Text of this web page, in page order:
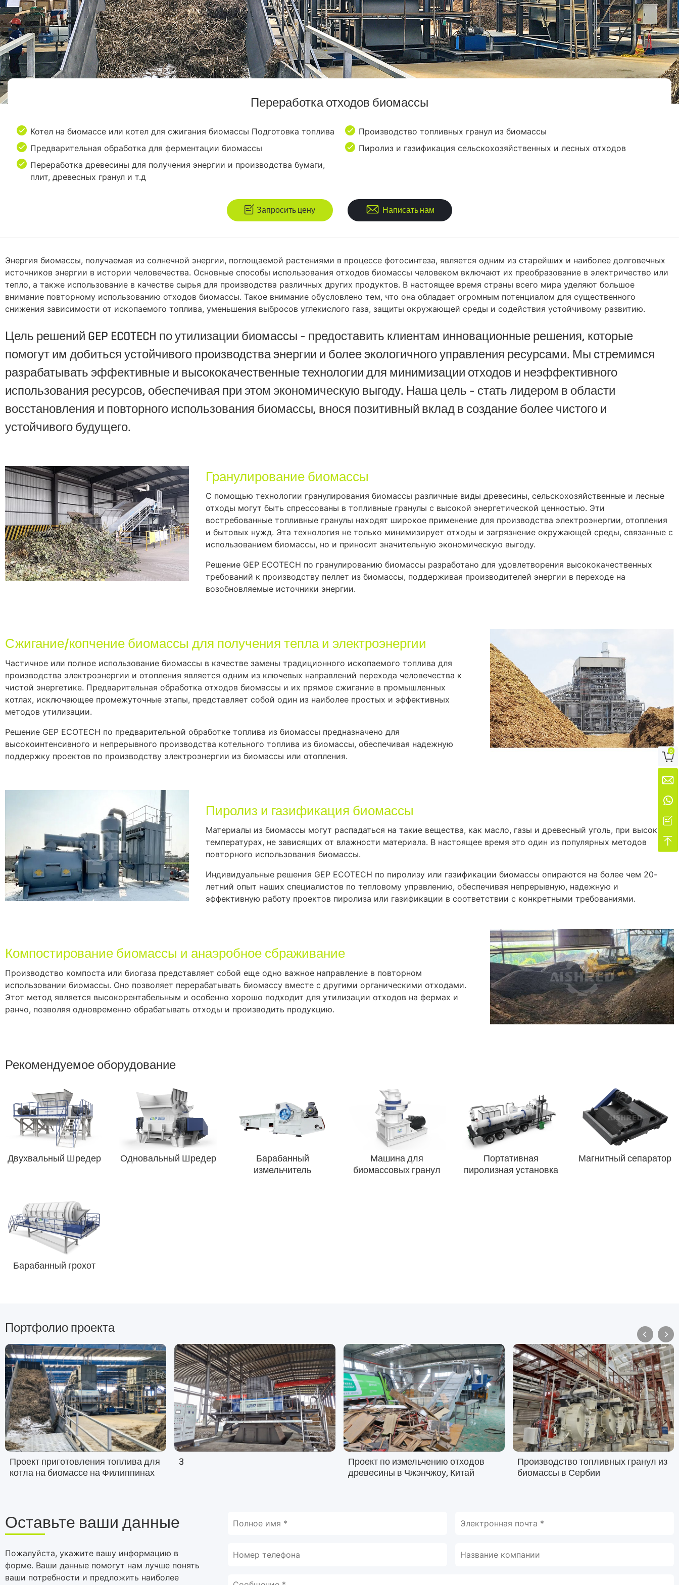
Переработка отходов биомассы
Котел на биомассе или котел для сжигания биомассы Подготовка топлива
Производство топливных гранул из биомассы
Предварительная обработка для ферментации биомассы
Пиролиз и газификация сельскохозяйственных и лесных отходов
Переработка древесины для получения энергии и производства бумаги,
плит, древесных гранул и т.д
Запросить цену Написать нам
Энергия биомассы, получаемая из солнечной энергии, поглощаемой растениями в процессе фотосинтеза, является одним из старейших и наиболее долговечных
источников энергии в истории человечества. Основные способы использования отходов биомассы человеком включают их преобразование в электричество или
тепло, а также использование в качестве сырья для производства различных других продуктов. В настоящее время страны всего мира уделяют большое
внимание повторному использованию отходов биомассы. Такое внимание обусловлено тем, что она обладает огромным потенциалом для существенного
снижения зависимости от ископаемого топлива, уменьшения выбросов углекислого газа, защиты окружающей среды и содействия устойчивому развитию.
Цель решений GEP ECOTECH по утилизации биомассы - предоставить клиентам инновационные решения, которые
помогут им добиться устойчивого производства энергии и более экологичного управления ресурсами. Мы стремимся
разрабатывать эффективные и высококачественные технологии для минимизации отходов и неэффективного
использования ресурсов, обеспечивая при этом экономическую выгоду. Наша цель - стать лидером в области
восстановления и повторного использования биомассы, внося позитивный вклад в создание более чистого и
устойчивого будущего.
Гранулирование биомассы
С помощью технологии гранулирования биомассы различные виды древесины, сельскохозяйственные и лесные
отходы могут быть спрессованы в топливные гранулы с высокой энергетической ценностью. Эти
востребованные топливные гранулы находят широкое применение для производства электроэнергии, отопления
и бытовых нужд. Эта технология не только минимизирует отходы и загрязнение окружающей среды, связанные с
использованием биомассы, но и приносит значительную экономическую выгоду.
Решение GEP ECOTECH по гранулированию биомассы разработано для удовлетворения высококачественных
требований к производству пеллет из биомассы, поддерживая производителей энергии в переходе на
возобновляемые источники энергии.
Сжигание/копчение биомассы для получения тепла и электроэнергии
Частичное или полное использование биомассы в качестве замены традиционного ископаемого топлива для
производства электроэнергии и отопления является одним из ключевых направлений перехода человечества к
чистой энергетике. Предварительная обработка отходов биомассы и их прямое сжигание в промышленных
котлах, исключающее промежуточные этапы, представляет собой один из наиболее простых и эффективных
методов утилизации.
Решение GEP ECOTECH по предварительной обработке топлива из биомассы предназначено для
высокоинтенсивного и непрерывного производства котельного топлива из биомассы, обеспечивая надежную
поддержку проектов по производству электроэнергии из биомассы или отопления.
Пиролиз и газификация биомассы
Материалы из биомассы могут распадаться на такие вещества, как масло, газы и древесный уголь, при высоких
температурах, не зависящих от влажности материала. В настоящее время это один из популярных методов
повторного использования биомассы.
Индивидуальные решения GEP ECOTECH по пиролизу или газификации биомассы опираются на более чем 20-
летний опыт наших специалистов по тепловому управлению, обеспечивая непрерывную, надежную и
эффективную работу проектов пиролиза или газификации в соответствии с конкретными требованиями.
Компостирование биомассы и анаэробное сбраживание
Производство компоста или биогаза представляет собой еще одно важное направление в повторном
использовании биомассы. Оно позволяет перерабатывать биомассу вместе с другими органическими отходами.
Этот метод является высокорентабельным и особенно хорошо подходит для утилизации отходов на фермах и
ранчо, позволяя одновременно обрабатывать отходы и производить продукцию.
Рекомендуемое оборудование
Двухвальный Шредер Одновальный Шредер
Барабанный
измельчитель
Машина для
биомассовых гранул
Портативная
пиролизная установка
Магнитный сепаратор
Барабанный грохот
Портфолио проекта
Проект приготовления топлива для
котла на биомассе на Филиппинах
3
Проект по измельчению отходов
древесины в Чжэнчжоу, Китай
Производство топливных гранул из
биомассы в Сербии
 
Оставьте ваши данные
Пожалуйста, укажите вашу информацию в
форме. Ваши данные помогут нам лучше понять
ваши потребности и предложить наиболее

0



